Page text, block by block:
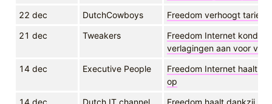
22 dec
DutchCowboys
Freedom verhoogt
21 dec
Tweakers
Freedom Internet
verlagingen aan voor
14 dec
Executive People
Freedom Internet haalt
op
14 dec
Dutch IT channel
Freedom haalt dankzij